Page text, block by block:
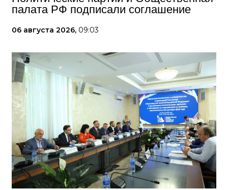
палата РФ подписали соглашение
06 августа 2026, 09:03